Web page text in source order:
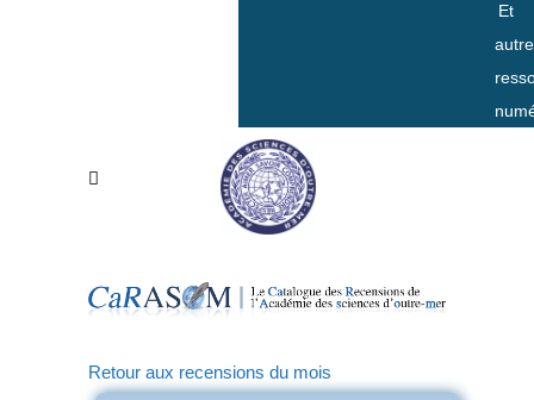
Et
Retour aux recensions du mois